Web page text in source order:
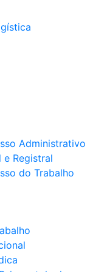
Administrativo
Registral
do Trabalho